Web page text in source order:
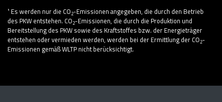
¹ Es werden nur die CO2-Emissionen angegeben, die durch den Betrieb
des PKW entstehen. CO2-Emissionen, die durch die Produktion und
Bereitstellung des PKW sowie des Kraftstoffes bzw. der Energieträger
entstehen oder vermieden werden, werden bei der Ermittlung der CO2-
Emissionen gemäß WLTP nicht berücksichtigt.